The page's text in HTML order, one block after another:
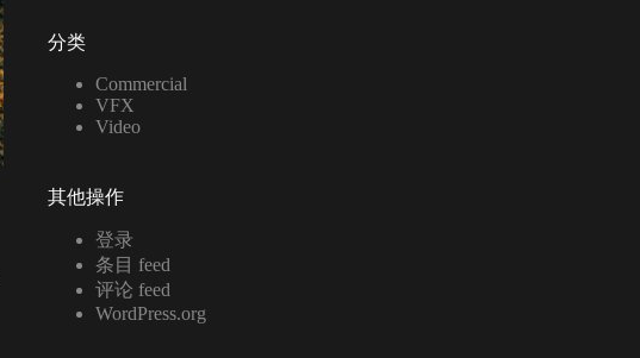
分类
Commercial
VFX
Video
其他操作
登录
条目 feed
评论 feed
WordPress.org